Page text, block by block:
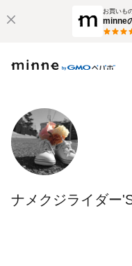
お買いも
minne
ナメクジライダー